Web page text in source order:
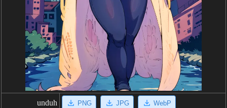
unduh PNG JPG WebP